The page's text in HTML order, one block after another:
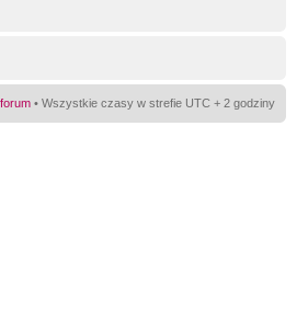
• Wszystkie czasy w strefie UTC + 2 godziny